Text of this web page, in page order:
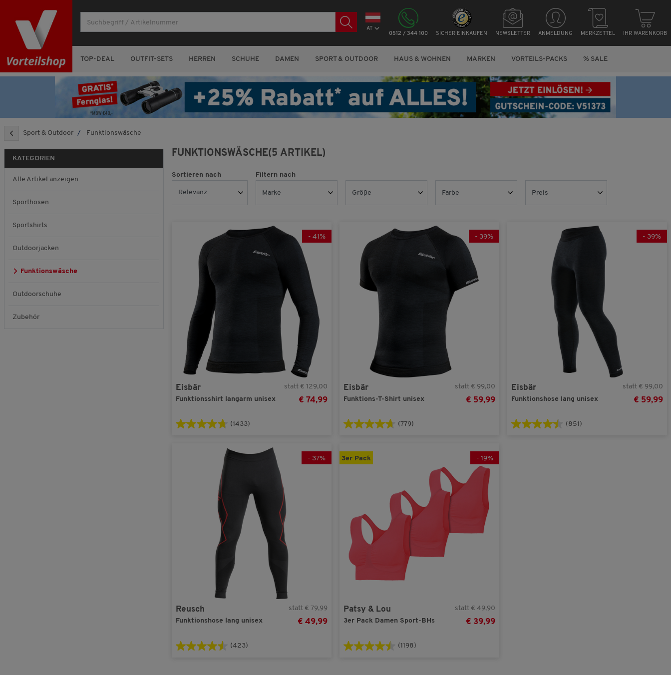
AT
0512 / 344 100
SICHER EINKAUFEN NEWSLETTER ANMELDUNG MERKZETTEL IHR WARENKORB
TOP-DEAL OUTFIT-SETS HERREN SCHUHE DAMEN SPORT & OUTDOOR HAUS & WOHNEN MARKEN VORTEILS-PACKS % SALE
Sport & Outdoor Funktionswäsche
KATEGORIEN
Alle Artikel anzeigen
Sporthosen
Sportshirts
Outdoorjacken
Funktionswäsche
Outdoorschuhe
Zubehör
FUNKTIONSWÄSCHE(5 ARTIKEL)
Sortieren nach Filtern nach
Marke
Patsy & Lou
(1)
(1)
Größe
(4)
SMALL
XLARGE
(5)
XXLARGE
Farbe
grau
orange
schwarz
weiß
Preis
Übernehmen
- 41%
Eisbär
Funktionsshirt langarm unisex
statt € 129,00
€ 74,99
(1433)
- 39%
Eisbär
Funktions-T-Shirt unisex
statt € 99,00
€ 59,99
(779)
- 39%
Eisbär
Funktionshose lang unisex
statt € 99,00
€ 59,99
(851)
- 37%
Reusch
Funktionshose lang unisex
statt € 79,99
€ 49,99
(423)
3er Pack - 19%
Patsy & Lou
3er Pack Damen Sport-BHs
statt € 49,90
€ 39,99
(1198)